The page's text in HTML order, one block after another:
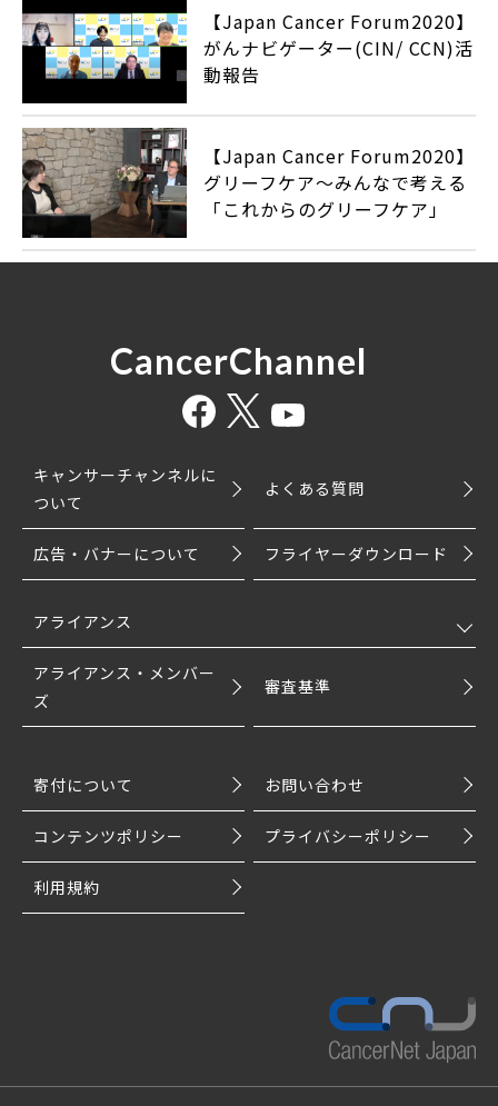
【Japan Cancer Forum2020】
がんナビゲーター(CIN/ CCN)活
動報告
【Japan Cancer Forum2020】
グリーフケア～みんなで考える
「これからのグリーフケア」
CancerChannel
キャンサーチャンネルに
ついて
よくある質問
広告・バナーについて フライヤーダウンロード
アライアンス
アライアンス・メンバー
ズ
審査基準
寄付について お問い合わせ
コンテンツポリシー プライバシーポリシー
利用規約